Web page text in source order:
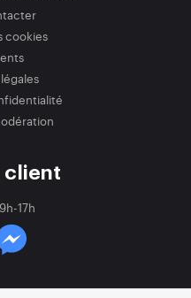
cookies
client
17h